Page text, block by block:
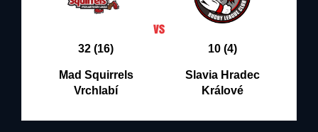
32 (16)
Mad Squirrels
Vrchlabí
10 (4)
Slavia Hradec
Králové